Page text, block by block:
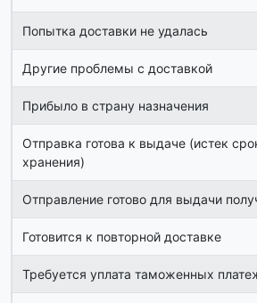
Попытка доставки не удалась
Другие проблемы с доставкой
Прибыло в страну назначения
Отправка готова к выдаче (истек
хранения)
Отправление готово для выдачи
Готовится к повторной доставке
Требуется уплата таможенных